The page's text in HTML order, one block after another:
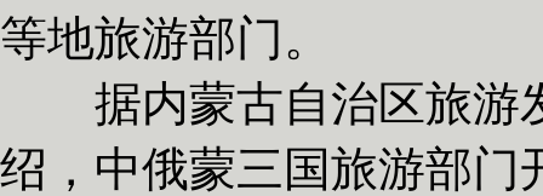
等地旅游部门。
据内蒙古自治区旅游
绍，中俄蒙三国旅游部门